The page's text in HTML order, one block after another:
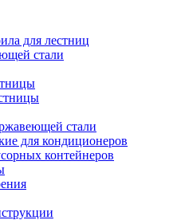
для лестниц
стали
стали
для кондиционеров
контейнеров